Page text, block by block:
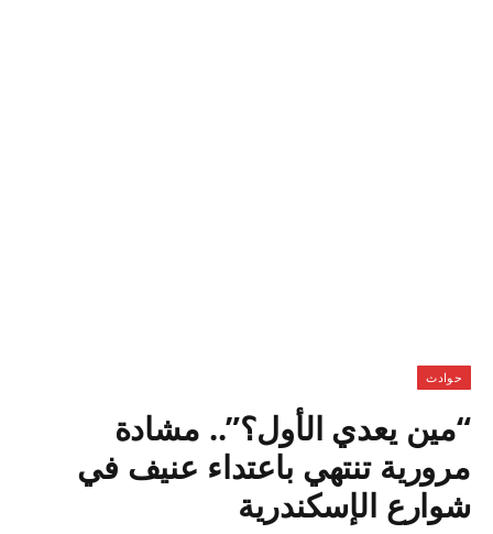
حوادث
“مين يعدي الأول؟”.. مشادة
مرورية تنتهي باعتداء عنيف في
شوارع الإسكندرية